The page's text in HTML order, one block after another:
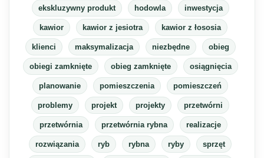
ekskluzywny produkt hodowla inwestycja
kawior kawior z jesiotra kawior z łososia
klienci maksymalizacja niezbędne obieg
obiegi zamknięte obieg zamknięte osiągnięcia
planowanie pomieszczenia pomieszczeń
problemy projekt projekty przetwórni
przetwórnia przetwórnia rybna realizacje
rozwiązania ryb rybna ryby sprzęt